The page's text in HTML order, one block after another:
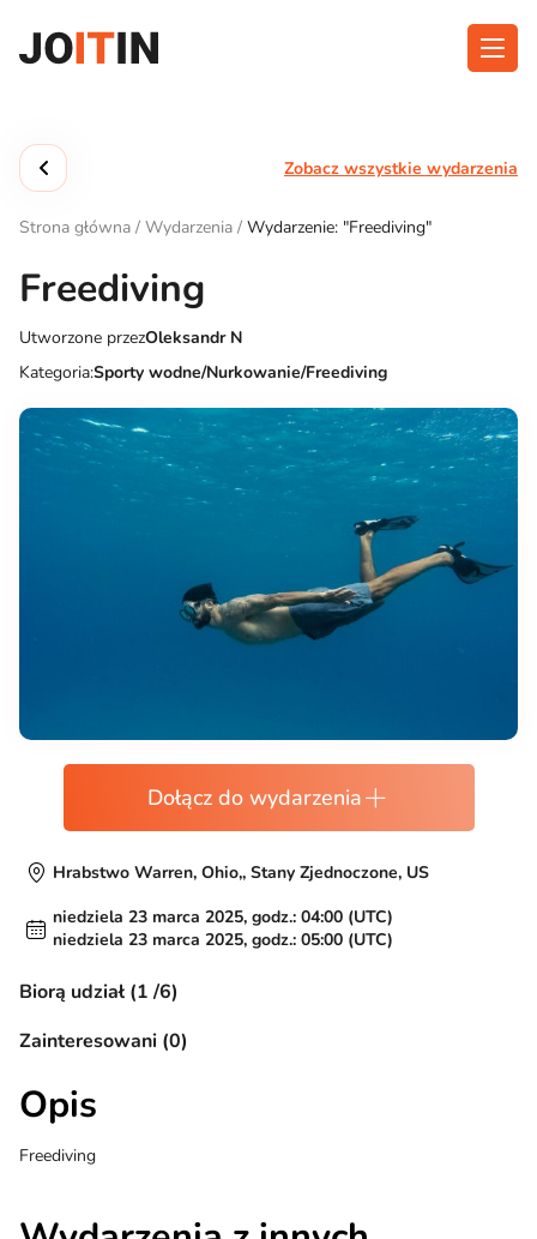
treści
FunkcjonalnośćZobacz wszystkie wydarzenia
Strona główna / Wydarzenia / Wydarzenie: "Freediving"
Freediving
Utworzone przezOleksandr N
Kategoria:Sporty wodne/Nurkowanie/Freediving
Dołącz do wydarzenia
Hrabstwo Warren, Ohio,, Stany Zjednoczone, US
niedziela 23 marca 2025, godz.: 04:00 (UTC)
niedziela 23 marca 2025, godz.: 05:00 (UTC)
Biorą udział (1 /6)
Zainteresowani (0)
Opis
Freediving